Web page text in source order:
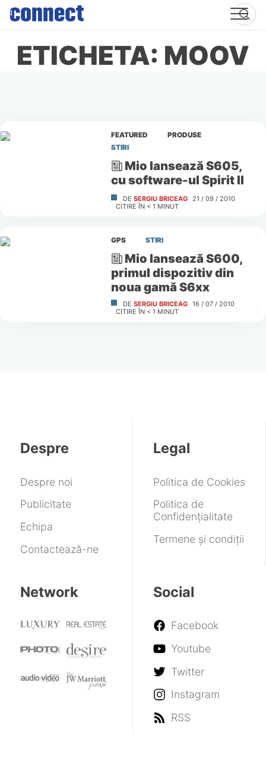
Skip
content
ETICHETA: MOOV
FEATURED
PRODUSE
STIRI
Mio lansează S605,
cu software-ul Spirit II
DE SERGIU BRICEAG 21 / 09 / 2010
CITIRE ÎN < 1 MINUT
GPS STIRI
Mio lansează S600,
primul dispozitiv din
noua gamă S6xx
DE SERGIU BRICEAG 16 / 07 / 2010
CITIRE ÎN < 1 MINUT
Despre
Despre noi
Publicitate
Echipa
Contactează-ne
Legal
Politica de Cookies
Politica de
Confidențialitate
Termene și condiții
Network Social
Facebook
Youtube
Twitter
Instagram
RSS